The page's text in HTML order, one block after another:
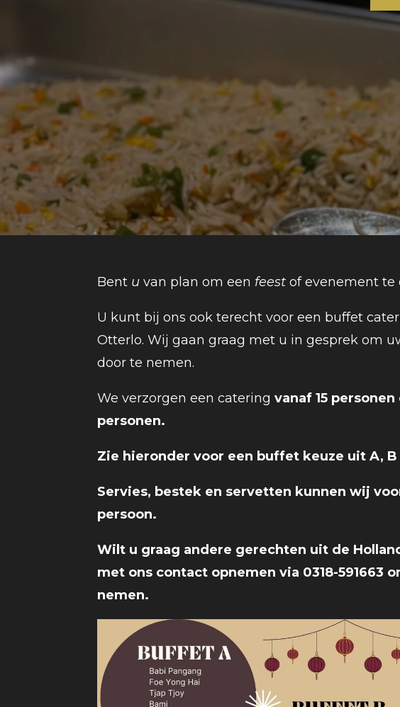
Bent u van plan om een feest of evenement te
U kunt bij ons ook terecht voor een buffet
Otterlo. Wij gaan graag met u in gesprek om
door te nemen.
We verzorgen een catering vanaf 15
personen.
Zie hieronder voor een buffet keuze uit A, B
Servies, bestek en servetten kunnen wij
persoon.
Wilt u graag andere gerechten uit de
met ons contact opnemen via 0318-591663
nemen.